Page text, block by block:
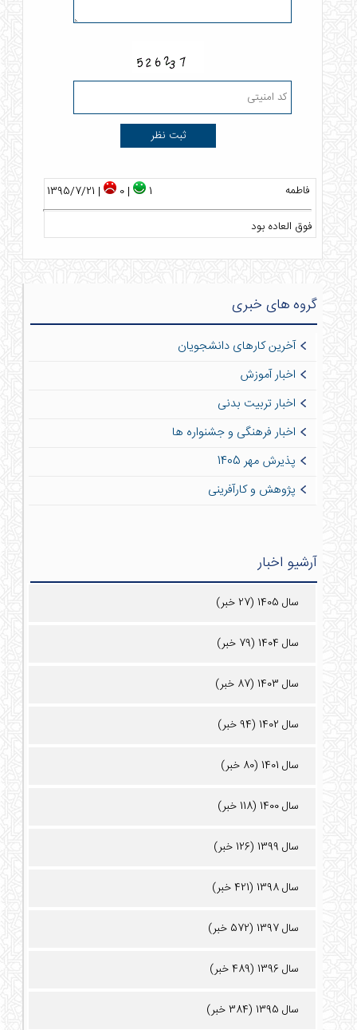
فاطمه 1
| 0
| 1395/7/21
فوق العاده بود
گروه های خبری
آخرین کارهای دانشجویان
اخبار آموزش
اخبار تربیت بدنی
اخبار فرهنگی و جشنواره ها
پذیرش مهر 1405
پژوهش و کارآفرینی
آرشیو اخبار
سال 1405 (27 خبر)
سال 1404 (79 خبر)
سال 1403 (87 خبر)
سال 1402 (94 خبر)
سال 1401 (80 خبر)
سال 1400 (118 خبر)
سال 1399 (126 خبر)
سال 1398 (421 خبر)
سال 1397 (572 خبر)
سال 1396 (489 خبر)
سال 1395 (384 خبر)